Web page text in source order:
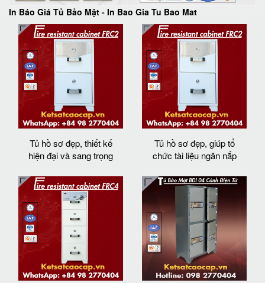
In Báo Giá Tủ Bảo Mật - In Bao Gia Tu Bao Mat
Tủ hồ sơ đẹp, thiết kế
hiện đại và sang trọng
Tủ hồ sơ đẹp, giúp tổ
chức tài liệu ngăn nắp